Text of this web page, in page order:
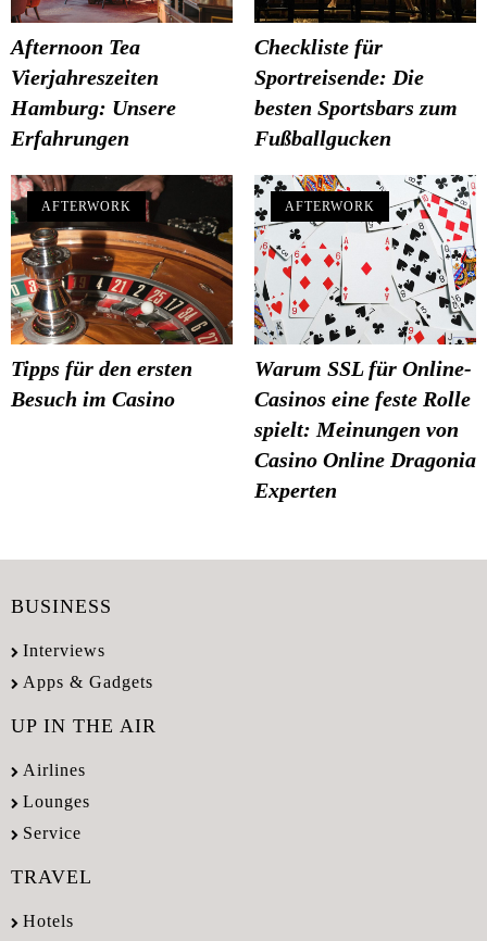
Afternoon Tea
Vierjahreszeiten
Hamburg: Unsere
Erfahrungen
Checkliste für
Sportreisende: Die
besten Sportsbars zum
Fußballgucken
AFTERWORK
Tipps für den ersten
Besuch im Casino
AFTERWORK
Warum SSL für Online-
Casinos eine feste Rolle
spielt: Meinungen von
Casino Online Dragonia
Experten
BUSINESS
Interviews
Apps & Gadgets
UP IN THE AIR
Airlines
Lounges
Service
TRAVEL
Hotels